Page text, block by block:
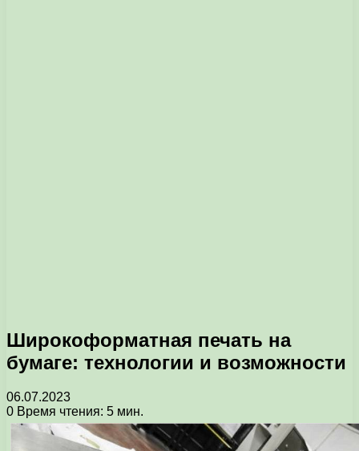
Широкоформатная печать на
бумаге: технологии и возможности
06.07.2023
0 Время чтения: 5 мин.